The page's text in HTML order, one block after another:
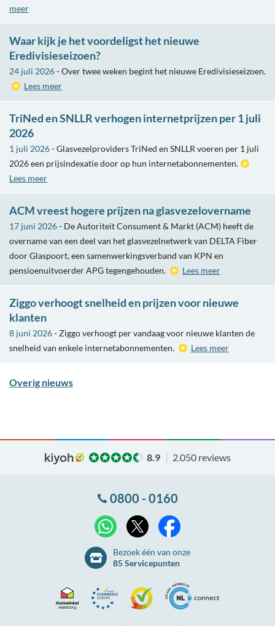
meer
Waar kijk je het voordeligst het nieuwe
Eredivisieseizoen?
24 juli 2026- Over twee weken begint het nieuwe Eredivisieseizoen.
Lees meer
TriNed en SNLLR verhogen internetprijzen per 1 juli
2026
1 juli 2026- Glasvezelproviders TriNed en SNLLR voeren per 1 juli
2026 een prijsindexatie door op hun internetabonnementen.
Lees meer
ACM vreest hogere prijzen na glasvezelovername
17 juni 2026- De Autoriteit Consument & Markt (ACM) heeft de
overname van een deel van het glasvezelnetwerk van DELTA Fiber
door Glaspoort, een samenwerkingsverband van KPN en
pensioenuitvoerder APG tegengehouden.
Lees meer
Ziggo verhoogt snelheid en prijzen voor nieuwe
klanten
8 juni 2026- Ziggo verhoogt per vandaag voor nieuwe klanten de
snelheid van enkele internetabonnementen.
Lees meer
Overig nieuws
8.9 2.050 reviews
0800 - 0160
WhatsApp
Bezoek één van onze
85 Servicepunten